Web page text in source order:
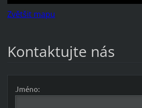
Zvětšit mapu
Kontaktujte nás
Jméno: